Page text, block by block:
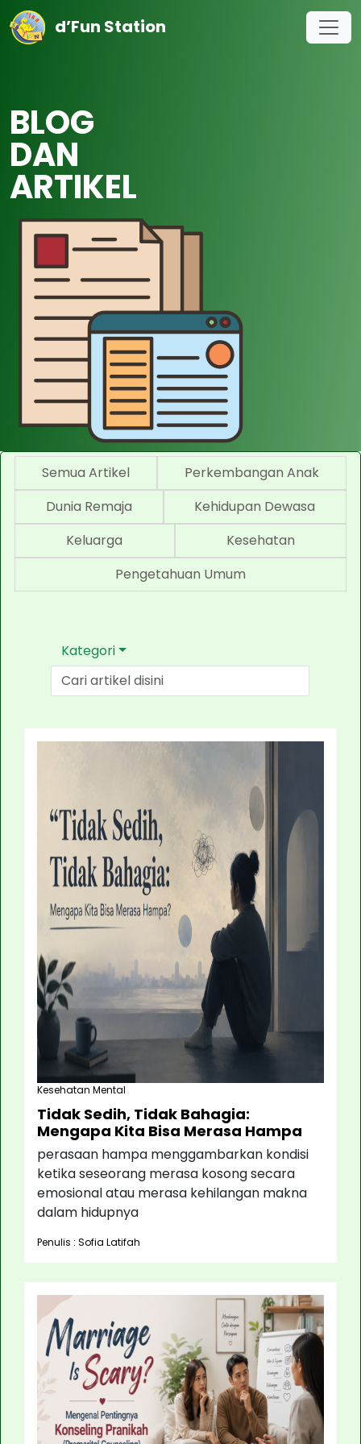
d’Fun Station
BLOG
DAN
ARTIKEL
Semua Artikel
Perkembangan Anak
Dunia Remaja
Kehidupan Dewasa
Keluarga
Kesehatan
Pengetahuan Umum
Kategori
Kesehatan Mental
Tidak Sedih, Tidak Bahagia:
Mengapa Kita Bisa Merasa Hampa
perasaan hampa menggambarkan kondisi
ketika seseorang merasa kosong secara
emosional atau merasa kehilangan makna
dalam hidupnya
Penulis : Sofia Latifah